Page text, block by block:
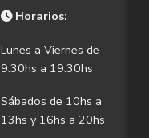
Horarios:
Lunes a Viernes de
9:30hs a 19:30hs
Sábados de 10hs a
13hs y 16hs a 20hs